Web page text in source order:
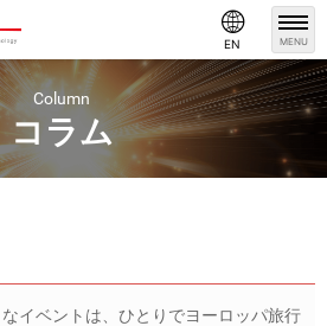
MENU
EN
Column
コラム
イベントは、ひとりでヨーロッパ旅行